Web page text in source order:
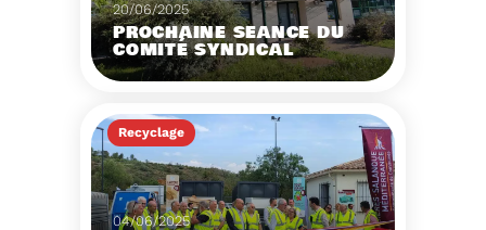
20/06/2025
PROCHAINE SÉANCE DU
COMITÉ SYNDICAL
ORDRE DU JOUR DU
COMITÉ SYNDICAL DU
MERCREDI 25 JUIN A 9H
Voir plus
Recyclage
04/06/2025